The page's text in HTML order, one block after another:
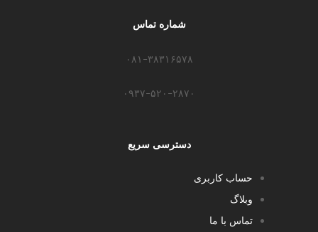
شماره تماس
۰۸۱-۳۸۳۱۶۵۷۸
۰۹۳۷-۵۲۰-۲۸۷۰​
دسترسی سریع
حساب کاربری
وبلاگ
تماس با ما